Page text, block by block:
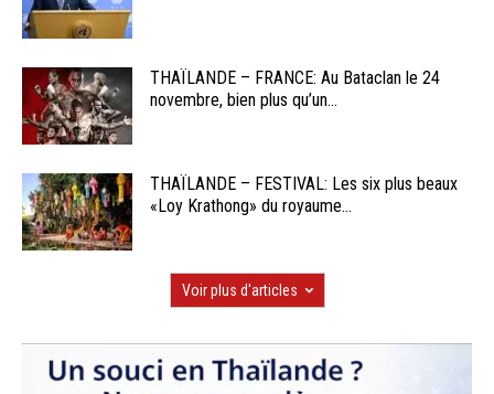
THAÏLANDE – FRANCE: Au Bataclan le 24
novembre, bien plus qu’un...
THAÏLANDE – FESTIVAL: Les six plus beaux
«Loy Krathong» du royaume...
Voir plus d'articles